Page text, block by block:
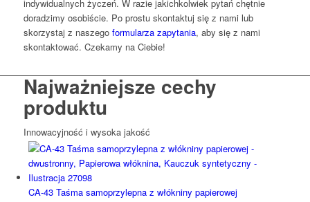
indywidualnych życzeń. W razie jakichkolwiek pytań chętnie
doradzimy osobiście. Po prostu skontaktuj się z nami lub
skorzystaj z naszego formularza zapytania, aby się z nami
skontaktować. Czekamy na Ciebie!
Najważniejsze cechy
produktu
Innowacyjność i wysoka jakość
CA-43 Taśma samoprzylepna z włókniny papierowej